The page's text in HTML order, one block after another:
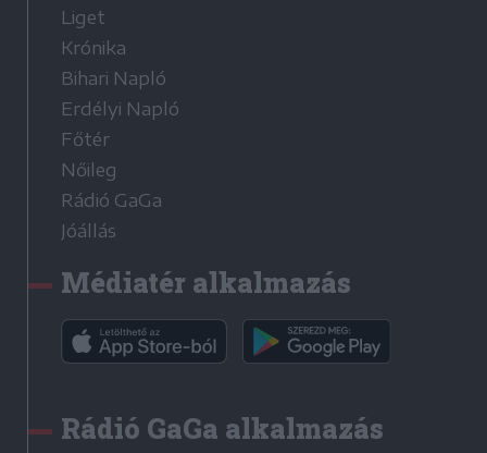
Liget
Krónika
Bihari Napló
Erdélyi Napló
Főtér
Nőileg
Rádió GaGa
Jóállás
Médiatér alkalmazás
Rádió GaGa alkalmazás